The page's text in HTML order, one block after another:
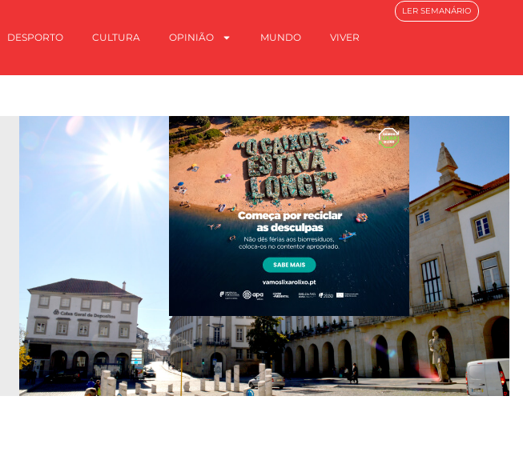
DESPORTO CULTURA OPINIÃO MUNDO VIVER
LER SEMANÁRIO